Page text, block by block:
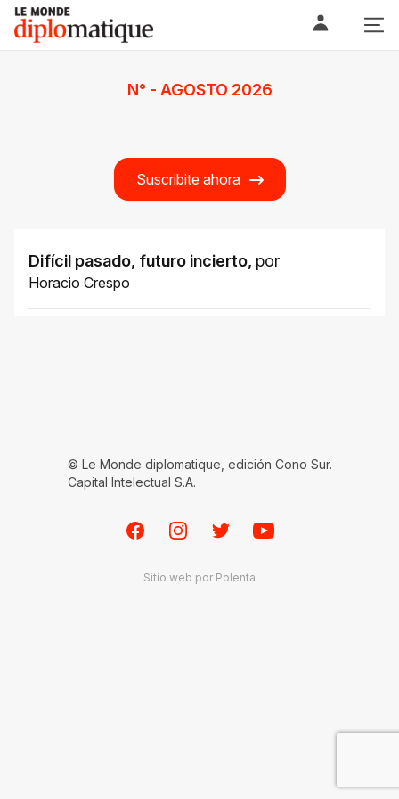
Skip
content
Le monde diplomatique
N° - AGOSTO 2026
Suscribite ahora
Difícil pasado, futuro incierto, por
Horacio Crespo
© Le Monde diplomatique, edición Cono Sur.
Capital Intelectual S.A.
FacebookInstagramTwitterYoutube
Sitio web por Polenta